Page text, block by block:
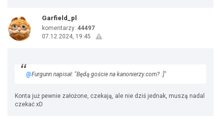
Garfield_pl
komentarzy: 44497
07.12.2024, 19:45
@Furgunn napisał: "Będą goście na kanonierzy.com? :]"
Konta już pewnie założone, czekają, ale nie dziś jednak, muszą nadal
czekać xD